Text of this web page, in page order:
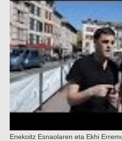
Enekoitz Esnaolaren eta Ekhi